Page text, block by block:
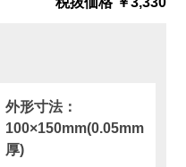
外形寸法：
100×150mm(0.05mm
厚)